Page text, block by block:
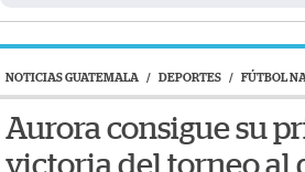
NOTICIAS GUATEMALA / DEPORTES / FÚTBOL
Aurora consigue su
victoria del torneo al